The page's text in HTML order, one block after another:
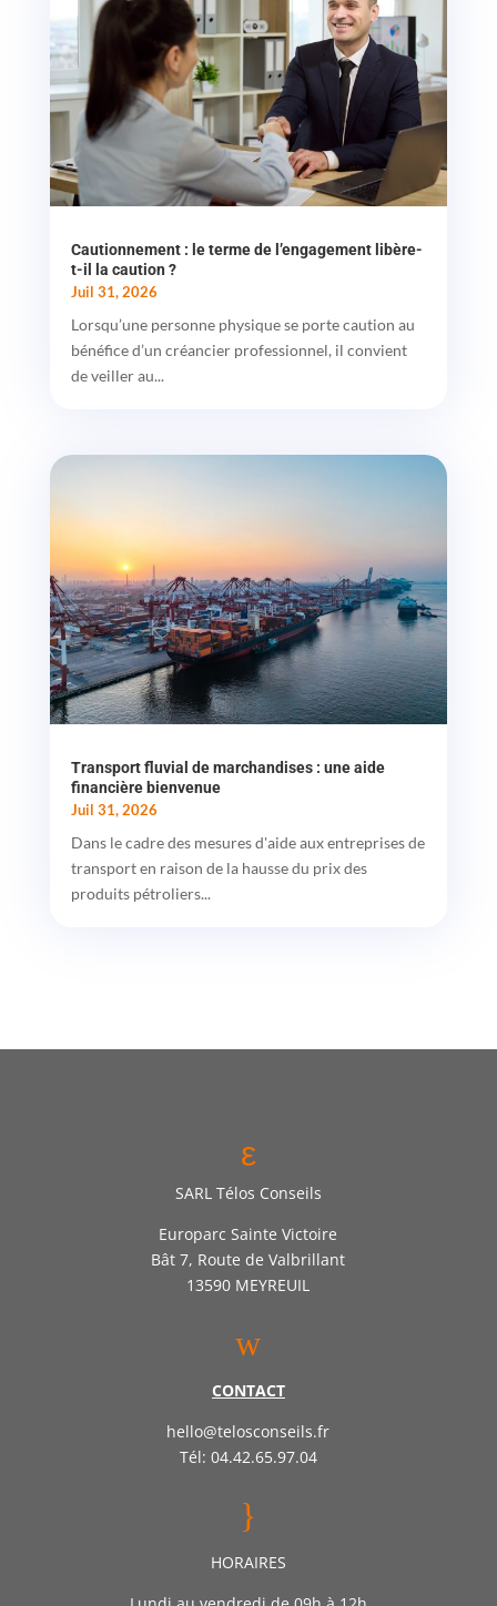
Cautionnement : le terme de l’engagement libère-
t-il la caution ?
Juil 31, 2026
Lorsqu’une personne physique se porte caution au
bénéfice d’un créancier professionnel, il convient
de veiller au...
Transport fluvial de marchandises : une aide
financière bienvenue
Juil 31, 2026
Dans le cadre des mesures d'aide aux entreprises de
transport en raison de la hausse du prix des
produits pétroliers...
ε
SARL Télos Conseils
Europarc Sainte Victoire
Bât 7, Route de Valbrillant
13590 MEYREUIL
w
CONTACT
hello@telosconseils.fr
Tél: 04.42.65.97.04
}
HORAIRES